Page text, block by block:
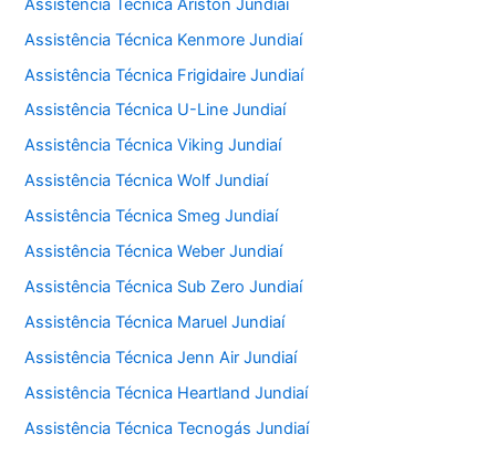
Assistência Técnica Ariston Jundiaí
Assistência Técnica Kenmore Jundiaí
Assistência Técnica Frigidaire Jundiaí
Assistência Técnica U-Line Jundiaí
Assistência Técnica Viking Jundiaí
Assistência Técnica Wolf Jundiaí
Assistência Técnica Smeg Jundiaí
Assistência Técnica Weber Jundiaí
Assistência Técnica Sub Zero Jundiaí
Assistência Técnica Maruel Jundiaí
Assistência Técnica Jenn Air Jundiaí
Assistência Técnica Heartland Jundiaí
Assistência Técnica Tecnogás Jundiaí